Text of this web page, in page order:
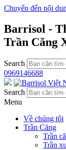
Chuyển đến nội
Barrisol -
Trần Căng
Search
0969146688
Search
Menu
Về chúng tôi
Trần Căng
Trần
Trần